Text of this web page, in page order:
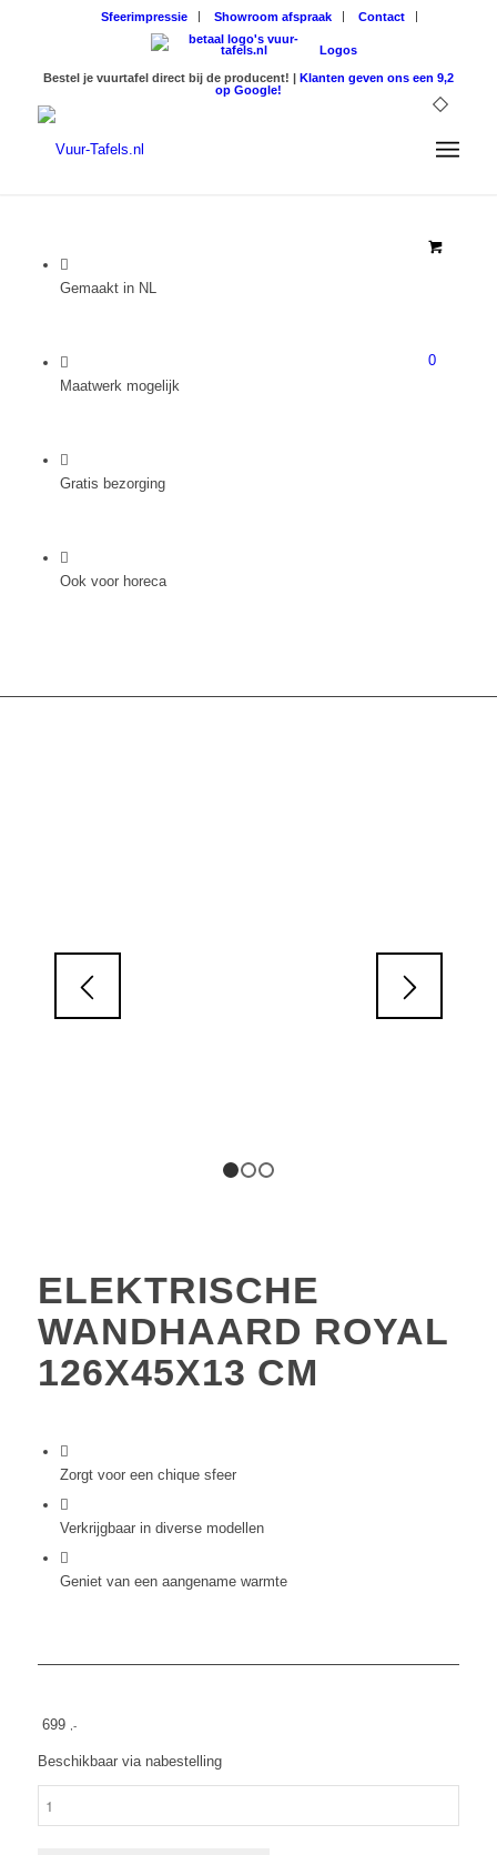
Sfeerimpressie Showroom afspraak Contact
Logos
Bestel je vuurtafel direct bij de producent! | Klanten geven ons een 9,2
op Google!
0
Gemaakt in NL
Maatwerk mogelijk
Gratis bezorging
Ook voor horeca
ELEKTRISCHE
WANDHAARD ROYAL
126X45X13 CM
Zorgt voor een chique sfeer
Verkrijgbaar in diverse modellen
Geniet van een aangename warmte
699 ,-
Beschikbaar via nabestelling